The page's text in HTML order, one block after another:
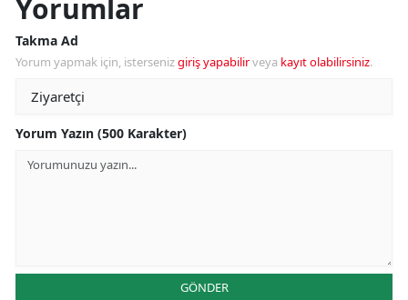
Yorumlar
Takma Ad
Yorum yapmak için, istersenizgiriş yapabilirveya kayıt olabilirsiniz.
Yorum Yazın (500 Karakter)
GÖNDER